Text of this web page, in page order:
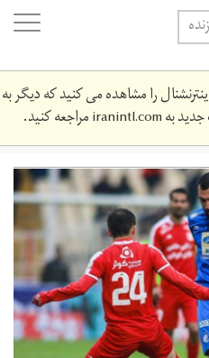
را مشاهده می کنید که دیگر به
بهiranintl.comمراجعه کنید.